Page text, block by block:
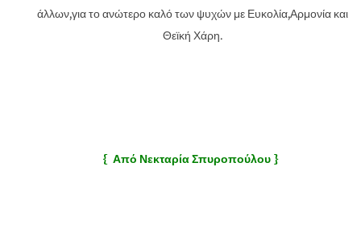
άλλων,για το ανώτερο καλό των ψυχών με Ευκολία,Αρμονία και
Θεϊκή Χάρη.
{ Από Νεκταρία Σπυροπούλου }